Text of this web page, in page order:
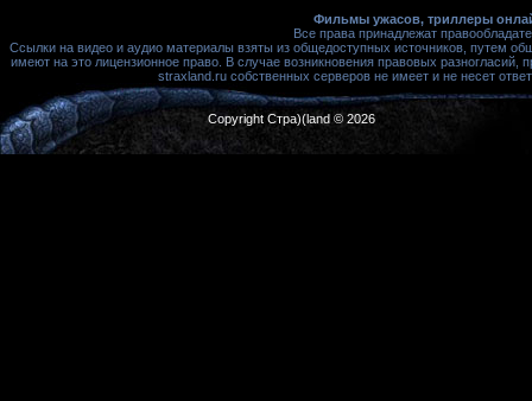
Фильмы ужасов, триллеры
Все права принадлежат
Ссылки на видео и аудио материалы взяты из общедоступных источников, путем
имеют на это лицензионное право. В случае возникновения правовых
straxland.ru собственных серверов не имеет и не несет
Copyright Стра)(land © 2026